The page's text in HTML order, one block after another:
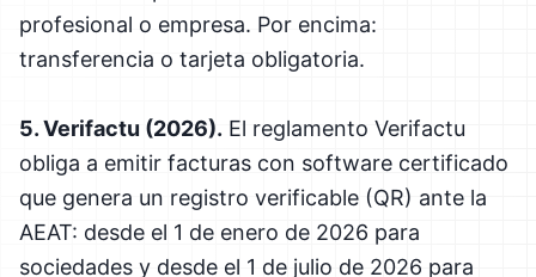
profesional o empresa. Por encima:
transferencia o tarjeta obligatoria.
5. Verifactu (2026). El reglamento Verifactu
obliga a emitir facturas con software certificado
que genera un registro verificable (QR) ante la
AEAT: desde el 1 de enero de 2026 para
sociedades y desde el 1 de julio de 2026 para